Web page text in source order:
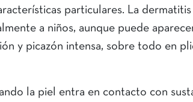
particulares. La dermatitis
a niños, aunque puede
y picazón intensa, sobre todo en
la piel entra en contacto con